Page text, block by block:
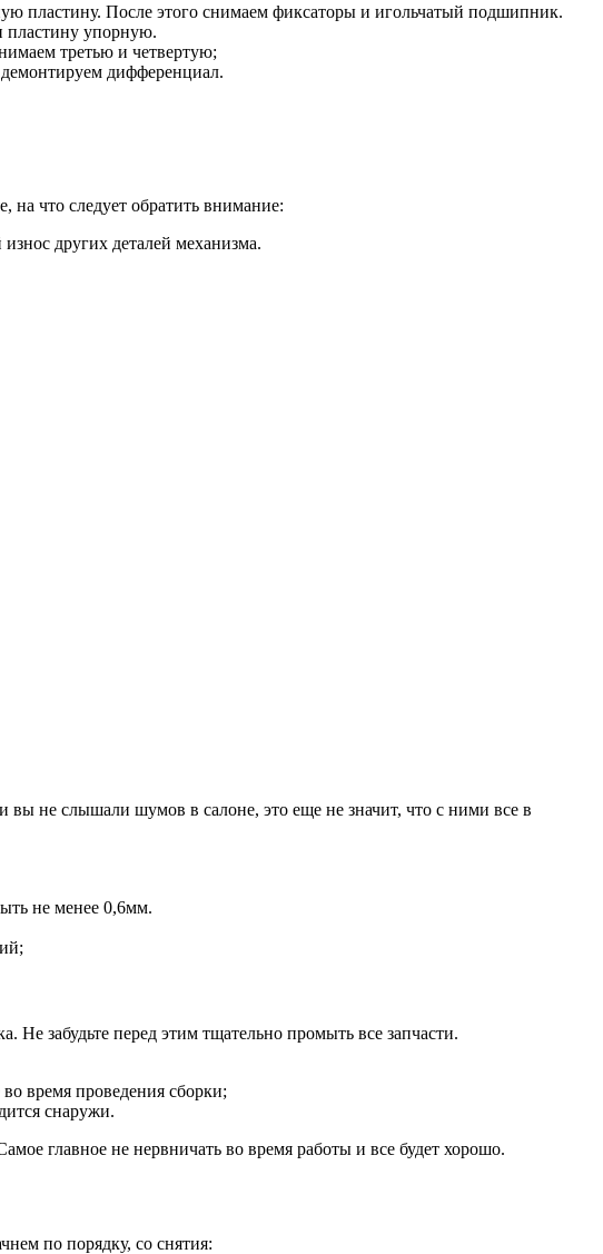
пластину. После этого снимаем фиксаторы и игольчатый подшипник.
пластину упорную.
третью и четвертую;
дифференциал.
на что следует обратить внимание:
других деталей механизма.
вы не слышали шумов в салоне, это еще не значит, что с ними все в
не менее 0,6мм.
забудьте перед этим тщательно промыть все запчасти.
время проведения сборки;
снаружи.
главное не нервничать во время работы и все будет хорошо.
по порядку, со снятия: